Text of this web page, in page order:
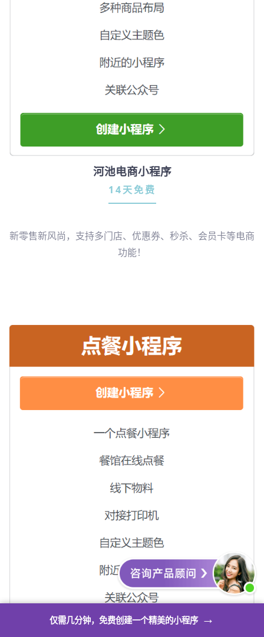
仅需几分钟，免费创建一个精美的小程序→
河池电商小程序
14天免费
新零售新风尚，支持多门店、优惠券、秒杀、会员卡等电商
功能！